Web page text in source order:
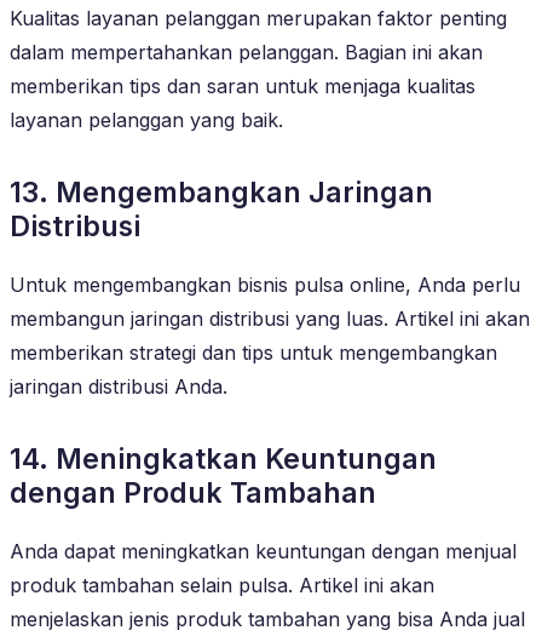
Kualitas layanan pelanggan merupakan faktor penting
dalam mempertahankan pelanggan. Bagian ini akan
memberikan tips dan saran untuk menjaga kualitas
layanan pelanggan yang baik.
13. Mengembangkan Jaringan
Distribusi
Untuk mengembangkan bisnis pulsa online, Anda perlu
membangun jaringan distribusi yang luas. Artikel ini akan
memberikan strategi dan tips untuk mengembangkan
jaringan distribusi Anda.
14. Meningkatkan Keuntungan
dengan Produk Tambahan
Anda dapat meningkatkan keuntungan dengan menjual
produk tambahan selain pulsa. Artikel ini akan
menjelaskan jenis produk tambahan yang bisa Anda jual